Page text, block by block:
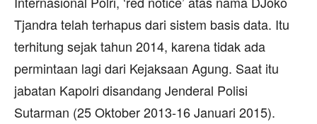
Tjandra telah terhapus dari sistem basis data. Itu
terhitung sejak tahun 2014, karena tidak ada
permintaan lagi dari Kejaksaan Agung. Saat itu
jabatan Kapolri disandang Jenderal Polisi
Sutarman (25 Oktober 2013-16 Januari 2015).